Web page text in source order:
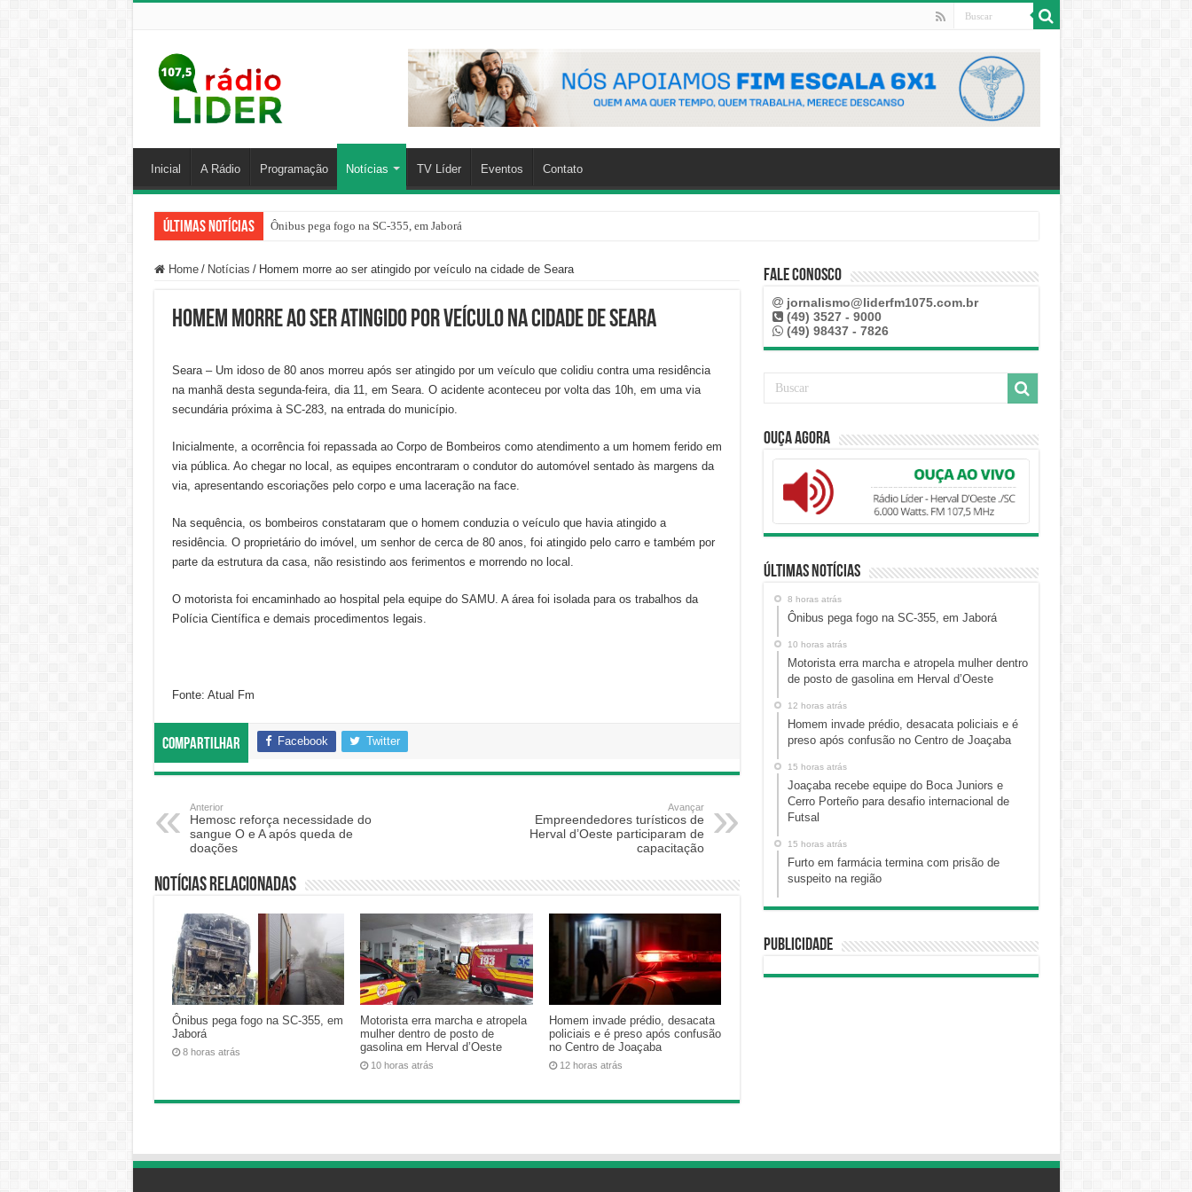
Inicial A Rádio Programação Notícias TV Líder Eventos Contato
Últimas Notícias Ônibus pega fogo na SC-355, em Jaborá
Home / Notícias / Homem morre ao ser atingido por veículo na cidade de Seara
Homem morre ao ser atingido por veículo na cidade de Seara
Seara – Um idoso de 80 anos morreu após ser atingido por um veículo que colidiu contra uma residência
na manhã desta segunda-feira, dia 11, em Seara. O acidente aconteceu por volta das 10h, em uma via
secundária próxima à SC-283, na entrada do município.
Inicialmente, a ocorrência foi repassada ao Corpo de Bombeiros como atendimento a um homem ferido em
via pública. Ao chegar no local, as equipes encontraram o condutor do automóvel sentado às margens da
via, apresentando escoriações pelo corpo e uma laceração na face.
Na sequência, os bombeiros constataram que o homem conduzia o veículo que havia atingido a
residência. O proprietário do imóvel, um senhor de cerca de 80 anos, foi atingido pelo carro e também por
parte da estrutura da casa, não resistindo aos ferimentos e morrendo no local.
O motorista foi encaminhado ao hospital pela equipe do SAMU. A área foi isolada para os trabalhos da
Polícia Científica e demais procedimentos legais.
Fonte: Atual Fm
Compartilhar Facebook Twitter
Anterior
Hemosc reforça necessidade do
sangue O e A após queda de
doações
Avançar
Empreendedores turísticos de
Herval d’Oeste participaram de
capacitação
Notícias relacionadas
Ônibus pega fogo na SC-355, em
Jaborá
8 horas atrás
Motorista erra marcha e atropela
mulher dentro de posto de
gasolina em Herval d’Oeste
10 horas atrás
Homem invade prédio, desacata
policiais e é preso após confusão
no Centro de Joaçaba
12 horas atrás
Fale Conosco
jornalismo@liderfm1075.com.br
(49) 3527 - 9000
(49) 98437 - 7826
Ouça Agora
Últimas Notícias
8 horas atrás
Ônibus pega fogo na SC-355, em Jaborá
10 horas atrás
Motorista erra marcha e atropela mulher dentro
de posto de gasolina em Herval d’Oeste
12 horas atrás
Homem invade prédio, desacata policiais e é
preso após confusão no Centro de Joaçaba
15 horas atrás
Joaçaba recebe equipe do Boca Juniors e
Cerro Porteño para desafio internacional de
Futsal
15 horas atrás
Furto em farmácia termina com prisão de
suspeito na região
Publicidade